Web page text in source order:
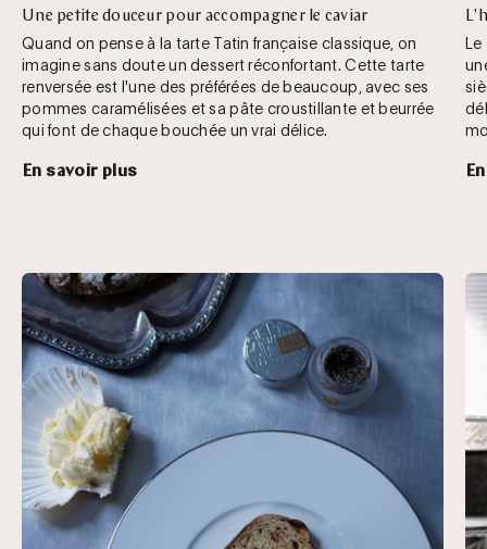
Une petite douceur pour accompagner le caviar
Quand on pense à la tarte Tatin française classique, on
imagine sans doute un dessert réconfortant. Cette tarte
renversée est l'une des préférées de beaucoup, avec ses
pommes caramélisées et sa pâte croustillante et beurrée
qui font de chaque bouchée un vrai délice.
En savoir plus
Le